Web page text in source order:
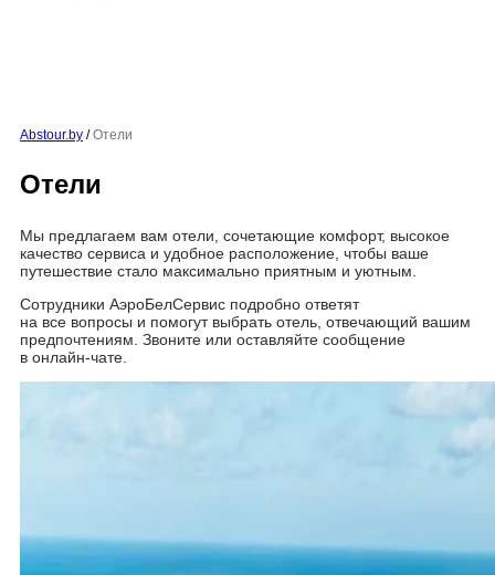
Abstour.by / Отели
Отели
Мы предлагаем вам отели, сочетающие комфорт, высокое
качество сервиса и удобное расположение, чтобы ваше
путешествие стало максимально приятным и уютным.
Сотрудники АэроБелСервис подробно ответят
на все вопросы и помогут выбрать отель, отвечающий вашим
предпочтениям. Звоните или оставляйте сообщение
в онлайн-чате.